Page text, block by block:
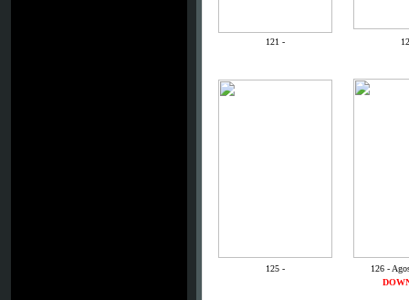
121 -
125 -
126 -